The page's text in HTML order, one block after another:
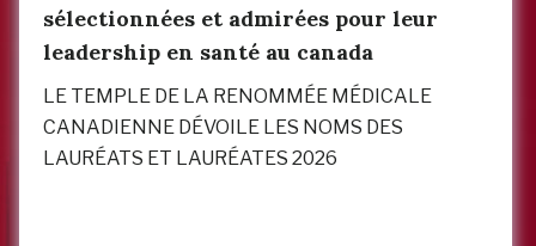
sélectionnées et admirées pour leur
leadership en santé au canada
LE TEMPLE DE LA RENOMMÉE MÉDICALE
CANADIENNE DÉVOILE LES NOMS DES
LAURÉATS ET LAURÉATES 2026